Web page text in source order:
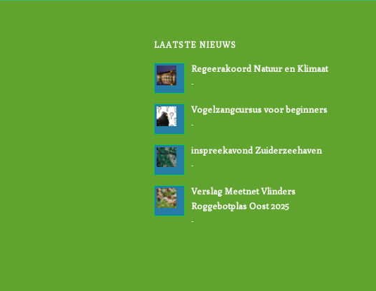
LAATSTE NIEUWS
Regeerakoord Natuur en Klimaat
-
Vogelzangcursus voor beginners
-
inspreekavond Zuiderzeehaven
-
Verslag Meetnet Vlinders
Roggebotplas Oost 2025
-